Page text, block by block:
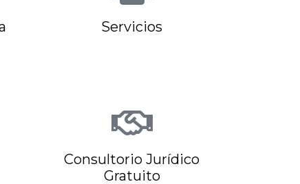
Servicios
Consultorio Jurídico
Gratuito